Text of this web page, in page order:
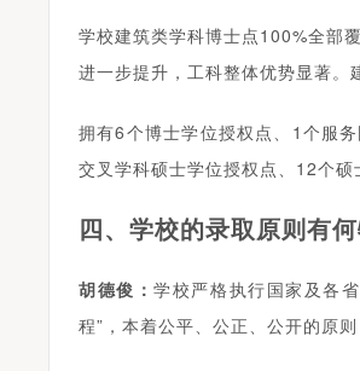
学校建筑类学科博士点100%全部
进一步提升，工科整体优势显著
拥有6个博士学位授权点、1个服
交叉学科硕士学位授权点、12个
四、学校的录取原则有
胡德俊：学校严格执行国家及各
程”，本着公平、公正、公开的原则